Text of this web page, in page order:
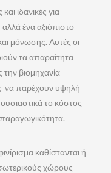
ιδανικές για
ένα αξιόπιστο
και μόνωσης. Αυτές οι
τα απαραίτητα
την βιομηχανία
να παρέχουν υψηλή
το κόστος
καθίστανται ή
χώρους